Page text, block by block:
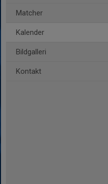
Matcher
Kalender
Bildgalleri
Kontakt